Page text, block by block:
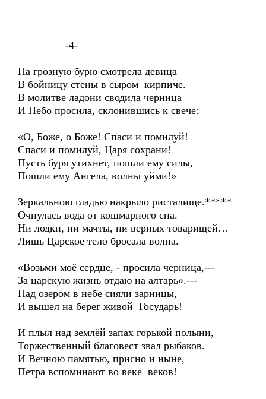
-4-
На грозную бурю смотрела девица
В бойницу стены в сыром кирпиче.
В молитве ладони сводила черница
И Небо просила, склонившись к свече:
«О, Боже, о Боже! Спаси и помилуй!
Спаси и помилуй, Царя сохрани!
Пусть буря утихнет, пошли ему силы,
Пошли ему Ангела, волны уйми!»
Зеркальною гладью накрыло ристалище.*****
Очнулась вода от кошмарного сна.
Ни лодки, ни мачты, ни верных товарищей…
Лишь Царское тело бросала волна.
«Возьми моё сердце, - просила черница,---
За царскую жизнь отдаю на алтарь».---
Над озером в небе сияли зарницы,
И вышел на берег живой Государь!
И плыл над землёй запах горькой полыни,
Торжественный благовест звал рыбаков.
И Вечною памятью, присно и ныне,
Петра вспоминают во веке веков!